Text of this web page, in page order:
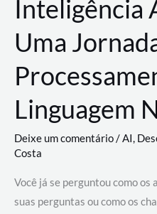
Inteligência
Uma
Linguagem
Deixe um comentário/AI,
Costa
Você já se perguntou como
suas perguntas ou como os